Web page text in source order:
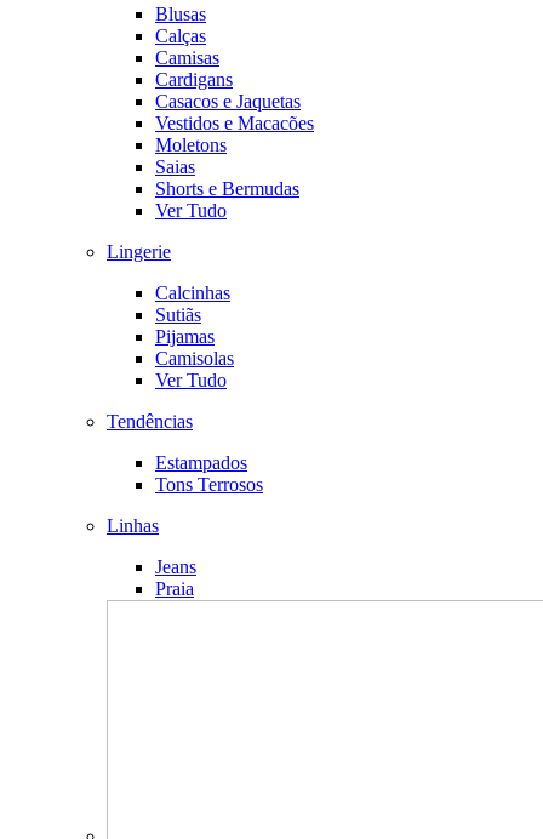
Blusas
Calças
Camisas
Cardigans
Casacos e Jaquetas
Vestidos e Macacões
Moletons
Saias
Shorts e Bermudas
Ver Tudo
Lingerie
Calcinhas
Sutiãs
Pijamas
Camisolas
Ver Tudo
Tendências
Estampados
Tons Terrosos
Linhas
Jeans
Praia